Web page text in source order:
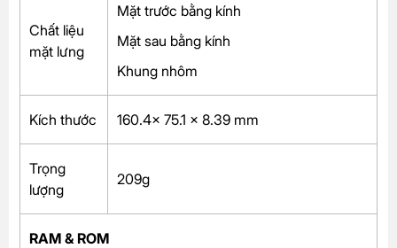
Chất liệu
mặt lưng
Mặt trước bằng kính
Mặt sau bằng kính
Khung nhôm
Kích thước 160.4x 75.1 x 8.39 mm
Trọng
lượng
209g
RAM & ROM